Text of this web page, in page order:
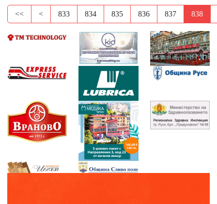
<< < 833 834 835 836 837 838